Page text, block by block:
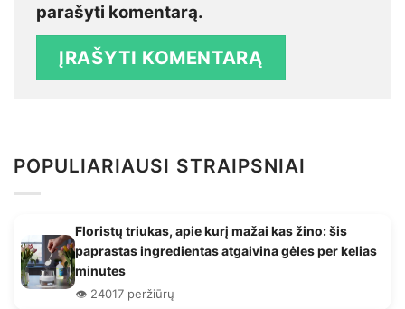
parašyti komentarą.
POPULIARIAUSI STRAIPSNIAI
Floristų triukas, apie kurį mažai kas žino: šis
paprastas ingredientas atgaivina gėles per kelias
minutes
👁️ 24017 peržiūrų